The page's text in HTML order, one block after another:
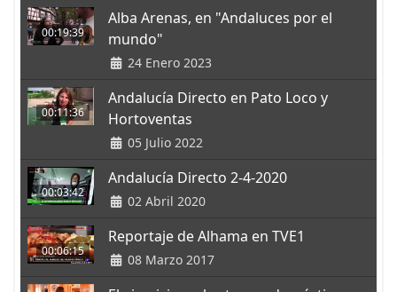
00:19:39
Alba Arenas, en "Andaluces por el
mundo"
24 Enero 2023
00:11:36
Andalucía Directo en Pato Loco y
Hortoventas
05 Julio 2022
00:03:42
Andalucía Directo 2-4-2020
02 Abril 2020
00:06:15
Reportaje de Alhama en TVE1
08 Marzo 2017